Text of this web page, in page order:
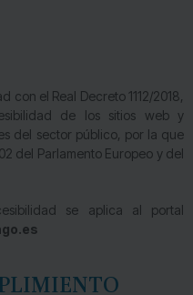
con el Real Decreto 1112/2018,
de los sitios web y
del sector público, por la que
del Parlamento Europeo y del
se aplica al portal